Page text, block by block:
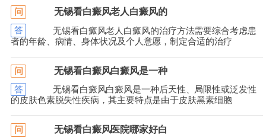
问 无锡看白癜风老人白癜风的
答
无锡看白癜风老人白癜风的治疗方法需要综合考虑患
者的年龄、病情、身体状况及个人意愿，制定合适的治疗
问 无锡看白癜风白癜风是一种
答
无锡看白癜风白癜风是一种后天性、局限性或泛发性
的皮肤色素脱失性疾病，其主要特点是由于皮肤黑素细胞
问 无锡看白癜风医院哪家好白